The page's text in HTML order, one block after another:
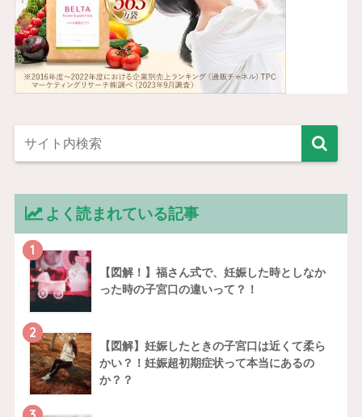
よく読まれている記事
1
【図解！】福さん式で、妊娠した時としなか
った時の子宮口の違いって？！
2
【図解】妊娠したときの子宮口は近くて柔ら
かい？！妊娠超初期症状って本当にあるの
か？？